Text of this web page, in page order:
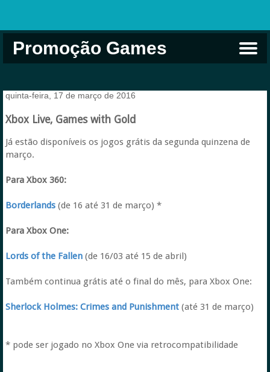
Promoção Games
quinta-feira, 17 de março de 2016
Xbox Live, Games with Gold
Já estão disponíveis os jogos grátis da segunda quinzena de
março.
Para Xbox 360:
Borderlands(de 16 até 31 de março) *
Para Xbox One:
Lords of the Fallen (de 16/03 até 15 de abril)
Também continua grátis até o final do mês, para Xbox One:
Sherlock Holmes: Crimes and Punishment(até 31 de março)
* pode ser jogado no Xbox One via retrocompatibilidade